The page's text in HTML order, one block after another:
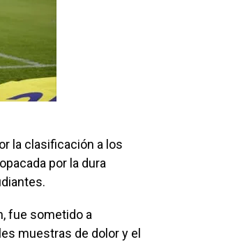
la clasificación a los
por la dura
fue sometido a
muestras de dolor y el